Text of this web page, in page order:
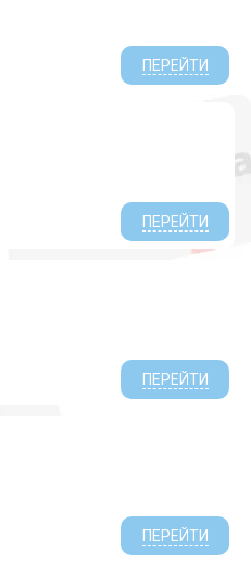
ПЕРЕЙТИ
ПЕРЕЙТИ
ПЕРЕЙТИ
ПЕРЕЙТИ